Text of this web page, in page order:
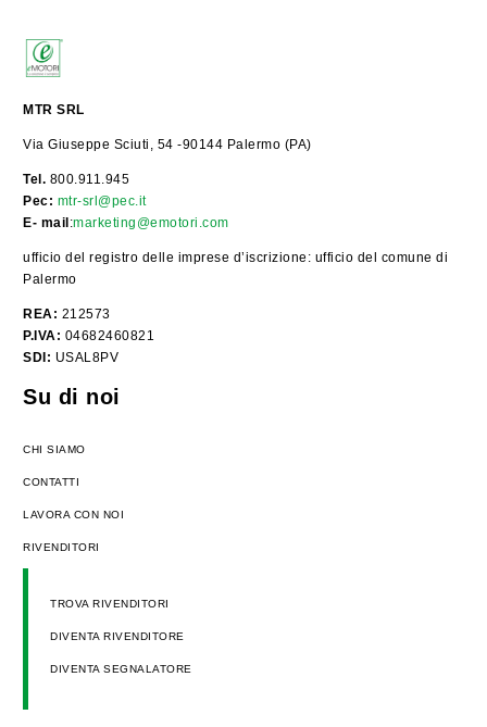
MTR SRL
Via Giuseppe Sciuti, 54 -90144 Palermo (PA)
Tel. 800.911.945
Pec: mtr-srl@pec.it
E- mail :marketing@emotori.com
ufficio del registro delle imprese d’iscrizione: ufficio del comune di
Palermo
REA: 212573
P.IVA: 04682460821
SDI: USAL8PV
Su di noi
CHI SIAMO
CONTATTI
LAVORA CON NOI
RIVENDITORI
TROVA RIVENDITORI
DIVENTA RIVENDITORE
DIVENTA SEGNALATORE